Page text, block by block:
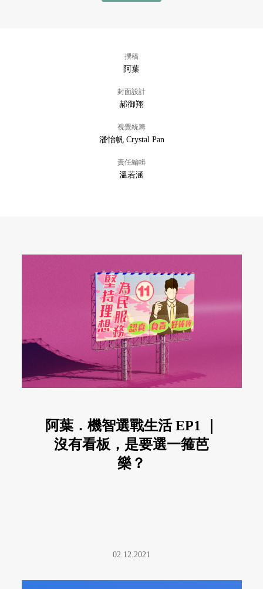
撰稿
阿葉
封面設計
郝御翔
視覺統籌
潘怡帆 Crystal Pan
責任編輯
溫若涵
阿葉．機智選戰生活 EP1 ｜
沒有看板，是要選一箍芭
樂？
02.12.2021